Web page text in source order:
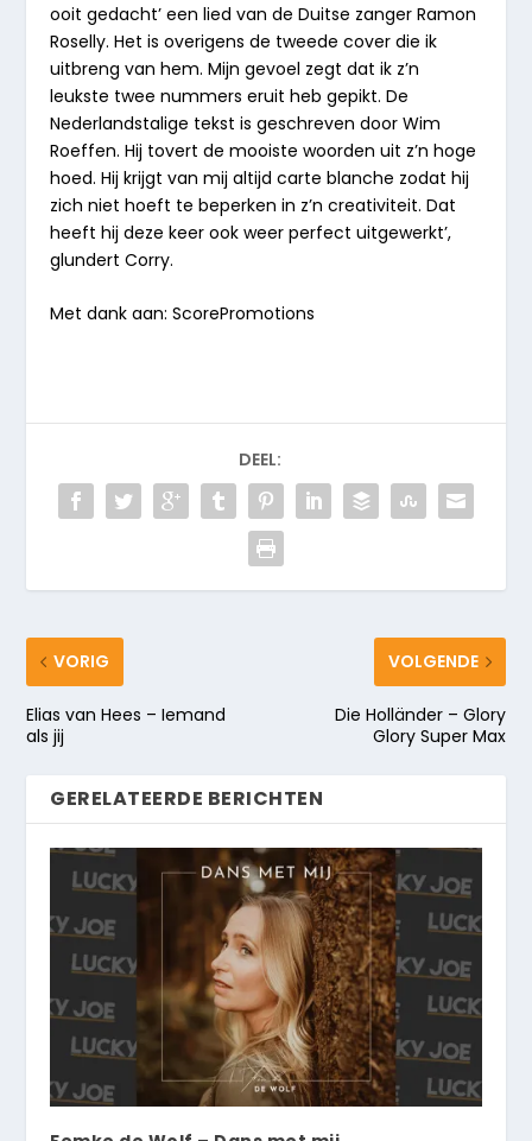
ooit gedacht’ een lied van de Duitse zanger Ramon
Roselly. Het is overigens de tweede cover die ik
uitbreng van hem. Mijn gevoel zegt dat ik z’n
leukste twee nummers eruit heb gepikt. De
Nederlandstalige tekst is geschreven door Wim
Roeffen. Hij tovert de mooiste woorden uit z’n hoge
hoed. Hij krijgt van mij altijd carte blanche zodat hij
zich niet hoeft te beperken in z’n creativiteit. Dat
heeft hij deze keer ook weer perfect uitgewerkt’,
glundert Corry.
Met dank aan: ScorePromotions
DEEL:
VORIG
Elias van Hees – Iemand
als jij
VOLGENDE
Die Holländer – Glory
Glory Super Max
GERELATEERDE BERICHTEN